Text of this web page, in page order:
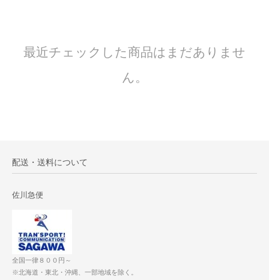
最近チェックした商品はまだありませ
ん。
配送・送料について
佐川急便
全国一律８００円～
※北海道・東北・沖縄、一部地域を除く。